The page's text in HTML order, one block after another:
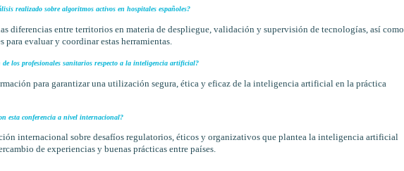
realizado sobre algoritmos activos en hospitales españoles?
diferencias entre territorios en materia de despliegue, validación y supervisión de tecnologías, así como
para evaluar y coordinar estas herramientas.
los profesionales sanitarios respecto a la inteligencia artificial?
para garantizar una utilización segura, ética y eficaz de la inteligencia artificial en la práctica
esta conferencia a nivel internacional?
internacional sobre desafíos regulatorios, éticos y organizativos que plantea la inteligencia artificial
de experiencias y buenas prácticas entre países.